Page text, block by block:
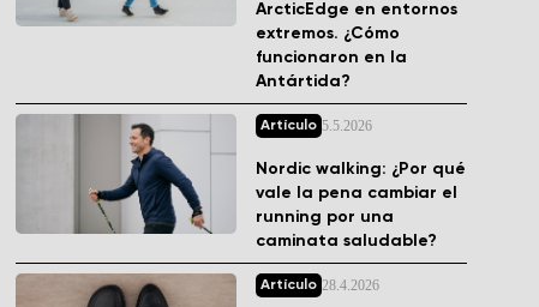
ArcticEdge en entornos
extremos. ¿Cómo
funcionaron en la
Antártida?
Artículo 5.5.2026
Nordic walking: ¿Por qué
vale la pena cambiar el
running por una
caminata saludable?
Artículo 28.4.2026